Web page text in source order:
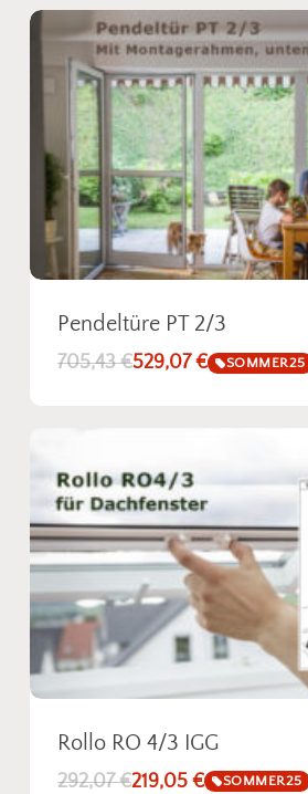
Pendeltüre PT 2/3
705,43€529,07€ SOMMER25
Rollo RO 4/3 IGG
292,07€219,05 € SOMMER25